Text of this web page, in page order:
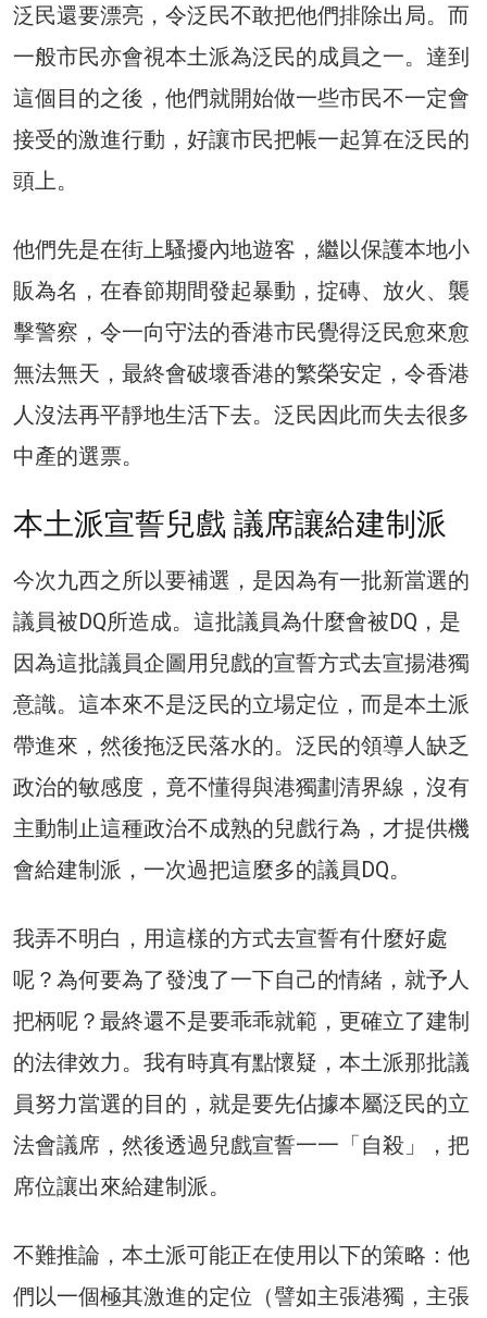
泛民還要漂亮，令泛民不敢把他們排除出局。而
一般市民亦會視本土派為泛民的成員之一。達到
這個目的之後，他們就開始做一些市民不一定會
接受的激進行動，好讓市民把帳一起算在泛民的
頭上。
他們先是在街上騷擾內地遊客，繼以保護本地小
販為名，在春節期間發起暴動，掟磚、放火、襲
擊警察，令一向守法的香港市民覺得泛民愈來愈
無法無天，最終會破壞香港的繁榮安定，令香港
人沒法再平靜地生活下去。泛民因此而失去很多
中產的選票。
本土派宣誓兒戲 議席讓給建制派
今次九西之所以要補選，是因為有一批新當選的
議員被DQ所造成。這批議員為什麼會被DQ，是
因為這批議員企圖用兒戲的宣誓方式去宣揚港獨
意識。這本來不是泛民的立場定位，而是本土派
帶進來，然後拖泛民落水的。泛民的領導人缺乏
政治的敏感度，竟不懂得與港獨劃清界線，沒有
主動制止這種政治不成熟的兒戲行為，才提供機
會給建制派，一次過把這麼多的議員DQ。
我弄不明白，用這樣的方式去宣誓有什麼好處
呢？為何要為了發洩了一下自己的情緒，就予人
把柄呢？最終還不是要乖乖就範，更確立了建制
的法律效力。我有時真有點懷疑，本土派那批議
員努力當選的目的，就是要先佔據本屬泛民的立
法會議席，然後透過兒戲宣誓一一「自殺」，把
席位讓出來給建制派。
不難推論，本土派可能正在使用以下的策略：他
們以一個極其激進的定位（譬如主張港獨，主張